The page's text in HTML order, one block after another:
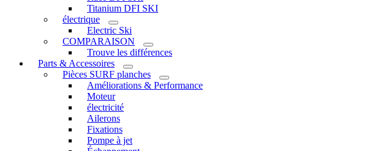
Titanium DFI SKI
électrique
Electric Ski
COMPARAISON
Trouve les différences
Parts & Accessoires
Pièces SURF planches
Améliorations & Performance
Moteur
électricité
Ailerons
Fixations
Pompe à jet